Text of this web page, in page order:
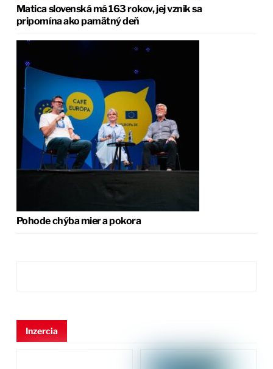
Matica slovenská má 163 rokov, jej vznik sa
pripomína ako pamätný deň
Pohode chýba mier a pokora
Inzercia